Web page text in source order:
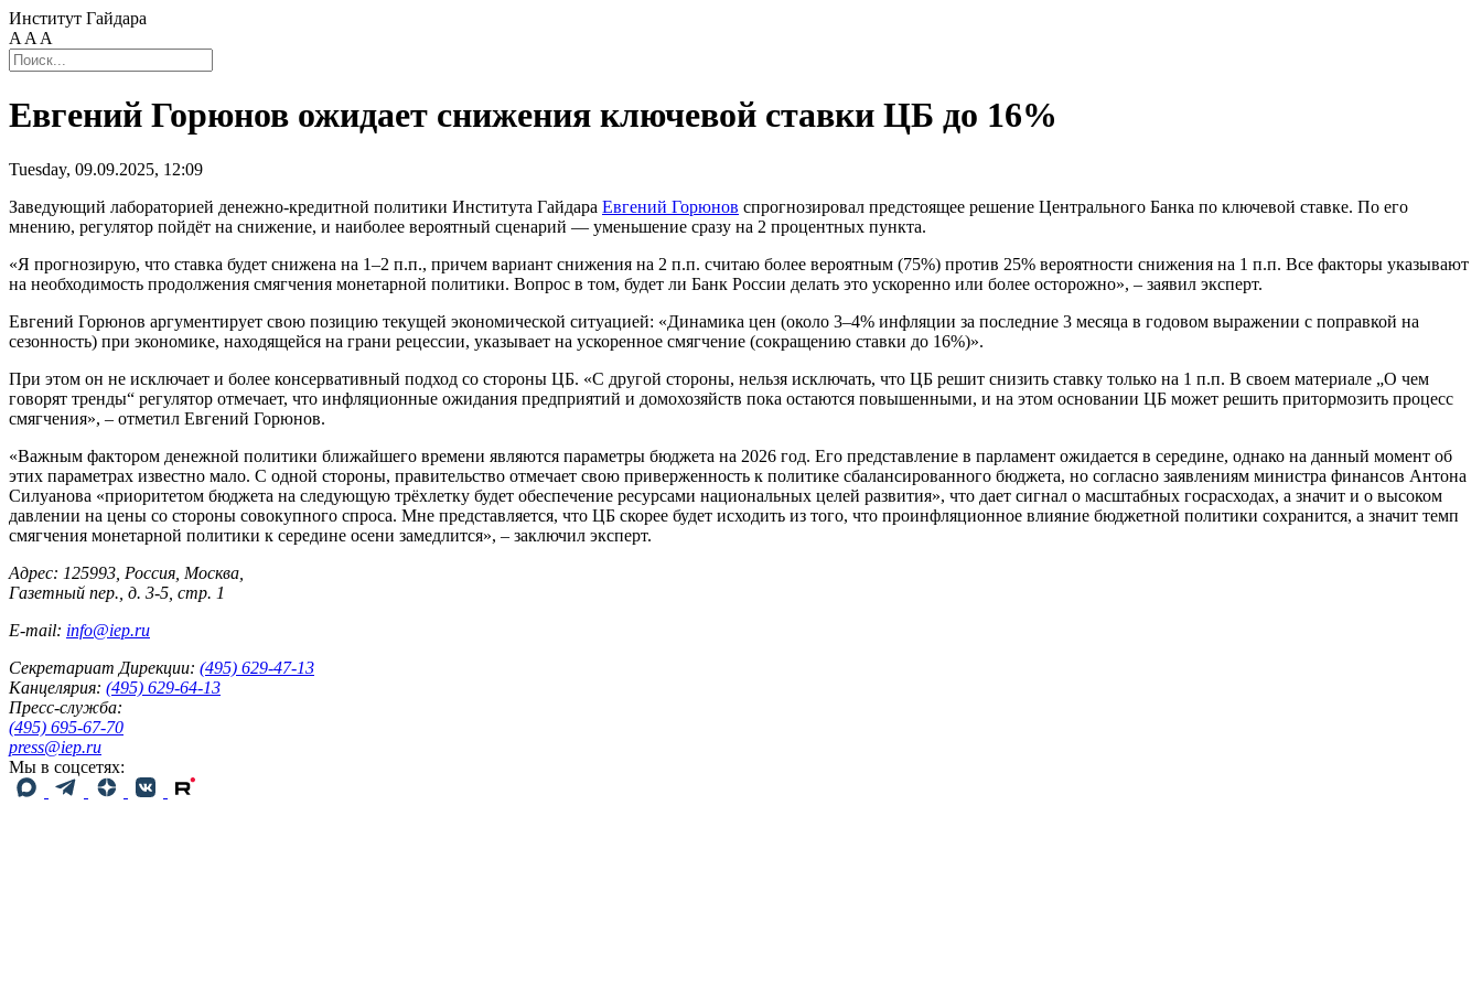
Институт Гайдара
A A A
Евгений Горюнов ожидает снижения ключевой ставки ЦБ до 16%
Tuesday, 09.09.2025, 12:09
Заведующий лабораторией денежно-кредитной политики Института Гайдара Евгений Горюнов спрогнозировал предстоящее решение Центрального Банка по ключевой ставке. По его
мнению, регулятор пойдёт на снижение, и наиболее вероятный сценарий — уменьшение сразу на 2 процентных пункта.
«Я прогнозирую, что ставка будет снижена на 1–2 п.п., причем вариант снижения на 2 п.п. считаю более вероятным (75%) против 25% вероятности снижения на 1 п.п. Все факторы указывают
на необходимость продолжения смягчения монетарной политики. Вопрос в том, будет ли Банк России делать это ускоренно или более осторожно», – заявил эксперт.
Евгений Горюнов аргументирует свою позицию текущей экономической ситуацией: «Динамика цен (около 3–4% инфляции за последние 3 месяца в годовом выражении с поправкой на
сезонность) при экономике, находящейся на грани рецессии, указывает на ускоренное смягчение (сокращению ставки до 16%)».
При этом он не исключает и более консервативный подход со стороны ЦБ. «С другой стороны, нельзя исключать, что ЦБ решит снизить ставку только на 1 п.п. В своем материале „О чем
говорят тренды“ регулятор отмечает, что инфляционные ожидания предприятий и домохозяйств пока остаются повышенными, и на этом основании ЦБ может решить притормозить процесс
смягчения», – отметил Евгений Горюнов.
«Важным фактором денежной политики ближайшего времени являются параметры бюджета на 2026 год. Его представление в парламент ожидается в середине, однако на данный момент об
этих параметрах известно мало. С одной стороны, правительство отмечает свою приверженность к политике сбалансированного бюджета, но согласно заявлениям министра финансов Антона
Силуанова «приоритетом бюджета на следующую трёхлетку будет обеспечение ресурсами национальных целей развития», что дает сигнал о масштабных госрасходах, а значит и о высоком
давлении на цены со стороны совокупного спроса. Мне представляется, что ЦБ скорее будет исходить из того, что проинфляционное влияние бюджетной политики сохранится, а значит темп
смягчения монетарной политики к середине осени замедлится», – заключил эксперт.
Адрес: 125993, Россия, Москва,
Газетный пер., д. 3-5, стр. 1
E-mail: info@iep.ru
Секретариат Дирекции: (495) 629-47-13
Канцелярия: (495) 629-64-13
Пресс-служба:
(495) 695-67-70
press@iep.ru
Мы в соцсетях: